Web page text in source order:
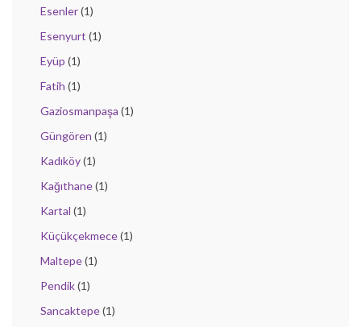
Esenler(1)
Esenyurt (1)
Eyüp (1)
Fatih (1)
Gaziosmanpaşa (1)
Güngören (1)
Kadıköy(1)
Kağıthane(1)
Kartal (1)
Küçükçekmece(1)
Maltepe(1)
Pendik(1)
Sancaktepe(1)